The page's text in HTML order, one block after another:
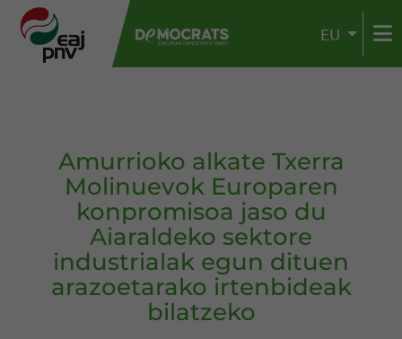
EU
Amurrioko alkate Txerra
Molinuevok Europaren
konpromisoa jaso du
Aiaraldeko sektore
industrialak egun dituen
arazoetarako irtenbideak
bilatzeko